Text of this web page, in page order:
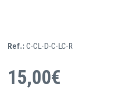
Ref.: C-CL-D-C-LC-R
15,00€